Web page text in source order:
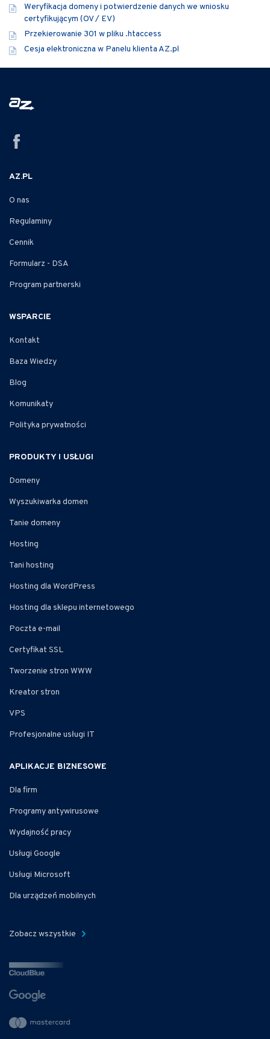
Weryfikacja domeny i potwierdzenie danych we wniosku
certyfikującym (OV / EV)
Przekierowanie 301 w pliku .htaccess
Cesja elektroniczna w Panelu klienta AZ.pl
AZ.PL
O nas
Regulaminy
Cennik
Formularz - DSA
Program partnerski
WSPARCIE
Kontakt
Baza Wiedzy
Blog
Komunikaty
Polityka prywatności
PRODUKTY I USŁUGI
Domeny
Wyszukiwarka domen
Tanie domeny
Hosting
Tani hosting
Hosting dla WordPress
Hosting dla sklepu internetowego
Poczta e-mail
Certyfikat SSL
Tworzenie stron WWW
Kreator stron
VPS
Profesjonalne usługi IT
APLIKACJE BIZNESOWE
Dla firm
Programy antywirusowe
Wydajność pracy
Usługi Google
Usługi Microsoft
Dla urządzeń mobilnych
Zobacz wszystkie